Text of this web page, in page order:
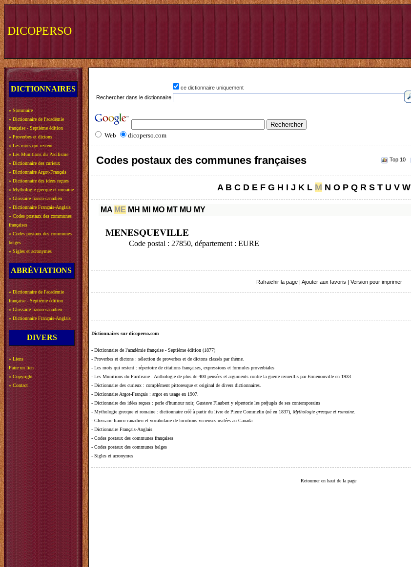
DICOPERSO
DICTIONNAIRES
» Sommaire
» Dictionnaire de l'académie
française - Septième édition
» Proverbes et dictons
» Les mots qui restent
» Les Munitions du Pacifisme
» Dictionnaire des curieux
» Dictionnaire Argot-Français
» Dictionnaire des idées reçues
» Mythologie grecque et romaine
» Glossaire franco-canadien
» Dictionnaire Français-Anglais
» Codes postaux des communes
françaises
» Codes postaux des communes
belges
» Sigles et acronymes
ABRÉVIATIONS
» Dictionnaire de l'académie
française - Septième édition
» Glossaire franco-canadien
» Dictionnaire Français-Anglais
DIVERS
» Liens
Faire un lien
» Copyright
» Contact
ce dictionnaire uniquement
Rechercher dans le dictionnaire
Web dicoperso.com
Codes postaux des communes françaises Top 10
A B C D E F G H I J K L M N O P Q R S T U V W
MA ME MH MI MO MT MU MY
MENESQUEVILLE
Code postal : 27850, département : EURE
Rafraichir la page | Ajouter aux favoris | Version pour imprimer
Dictionnaires sur dicoperso.com
- Dictionnaire de l'académie française - Septième édition (1877)
- Proverbes et dictons : sélection de proverbes et de dictons classés par thème.
- Les mots qui restent : répertoire de citations françaises, expressions et formules proverbiales
- Les Munitions du Pacifisme : Anthologie de plus de 400 pensées et arguments contre la guerre recueillis par Ermenonville en 1933
- Dictionnaire des curieux : complément pittoresque et original de divers dictionnaires.
- Dictionnaire Argot-Français : argot en usage en 1907.
- Dictionnaire des idées reçues : perle d'humour noir, Gustave Flaubert y répertorie les préjugés de ses contemporains
- Mythologie grecque et romaine : dictionnaire créé à partir du livre de Pierre Commelin (né en 1837), Mythologie grecque et romaine.
- Glossaire franco-canadien et vocabulaire de locutions vicieuses usitées au Canada
- Dictionnaire Français-Anglais
- Codes postaux des communes françaises
- Codes postaux des communes belges
- Sigles et acronymes
Retourner en haut de la page